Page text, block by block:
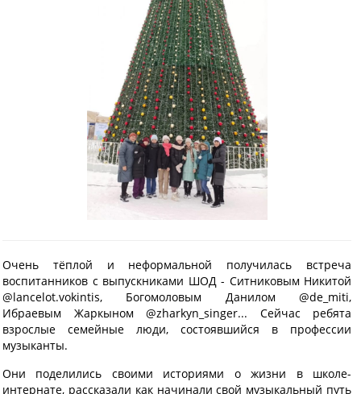
Очень тёплой и неформальной получилась встреча
воспитанников с выпускниками ШОД - Ситниковым Никитой
@lancelot.vokintis, Богомоловым Данилом @de_miti,
Ибраевым Жаркыном @zharkyn_singer... Сейчас ребята
взрослые семейные люди, состоявшийся в профессии
музыканты.
Они поделились своими историями о жизни в школе-
интернате, рассказали как начинали свой музыкальный путь